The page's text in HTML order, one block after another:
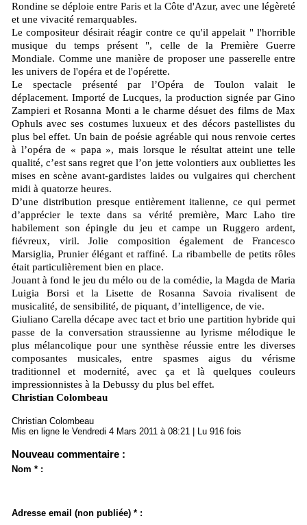
Rondine se déploie entre Paris et la Côte d'Azur, avec une légèreté
et une vivacité remarquables.
Le compositeur désirait réagir contre ce qu'il appelait " l'horrible
musique du temps présent ", celle de la Première Guerre
Mondiale. Comme une manière de proposer une passerelle entre
les univers de l'opéra et de l'opérette.
Le spectacle présenté par l’Opéra de Toulon valait le
déplacement. Importé de Lucques, la production signée par Gino
Zampieri et Rosanna Monti a le charme désuet des films de Max
Ophuls avec ses costumes luxueux et des décors pastellistes du
plus bel effet. Un bain de poésie agréable qui nous renvoie certes
à l’opéra de « papa », mais lorsque le résultat atteint une telle
qualité, c’est sans regret que l’on jette volontiers aux oubliettes les
mises en scène avant-gardistes laides ou vulgaires qui cherchent
midi à quatorze heures.
D’une distribution presque entièrement italienne, ce qui permet
d’apprécier le texte dans sa vérité première, Marc Laho tire
habilement son épingle du jeu et campe un Ruggero ardent,
fiévreux, viril. Jolie composition également de Francesco
Marsiglia, Prunier élégant et raffiné. La ribambelle de petits rôles
était particulièrement bien en place.
Jouant à fond le jeu du mélo ou de la comédie, la Magda de Maria
Luigia Borsi et la Lisette de Rosanna Savoia rivalisent de
musicalité, de sensibilité, de piquant, d’intelligence, de vie.
Giuliano Carella décape avec tact et brio une partition hybride qui
passe de la conversation straussienne au lyrisme mélodique le
plus mélancolique pour une synthèse réussie entre les diverses
composantes musicales, entre spasmes aigus du vérisme
traditionnel et modernité, avec ça et là quelques couleurs
impressionnistes à la Debussy du plus bel effet.
Christian Colombeau
Christian Colombeau
Mis en ligne le Vendredi 4 Mars 2011 à 08:21 | Lu 916 fois
Nouveau commentaire :
Nom * :
Adresse email (non publiée) * :